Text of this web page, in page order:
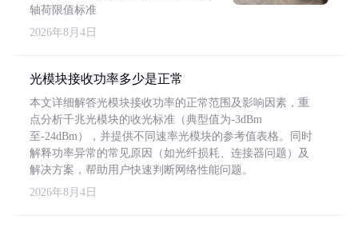
轴荷限值标准
2026年8月4日
光模块接收功率多少是正常
本文详细解答光模块接收功率的正常范围及影响因素，重
点分析千兆光模块的收光标准（典型值为-3dBm
至-24dBm），并提供不同速率光模块的参考值表格。同时
解释功率异常的常见原因（如光纤损耗、连接器问题）及
解决方案，帮助用户快速判断网络性能问题。
2026年8月4日